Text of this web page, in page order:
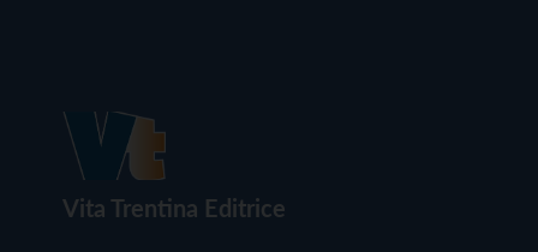
Vita Trentina Editrice